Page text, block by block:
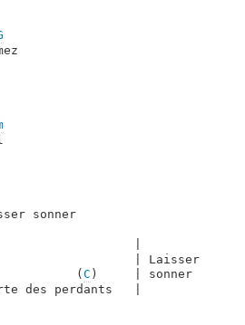
sonner
|
| Laisser
(
C )     | sonner
des perdants   |